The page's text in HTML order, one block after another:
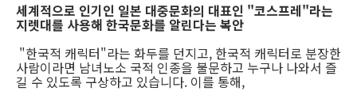
세계적으로 인기인 일본 대중문화의 대표인 "코스프레"라는
지렛대를 사용해 한국문화를 알린다는 복안
"한국적 캐릭터"라는 화두를 던지고, 한국적 캐릭터로 분장한
사람이라면 남녀노소 국적 인종을 불문하고 누구나 나와서 즐
길 수 있도록 구상하고 있습니다. 이를 통해,